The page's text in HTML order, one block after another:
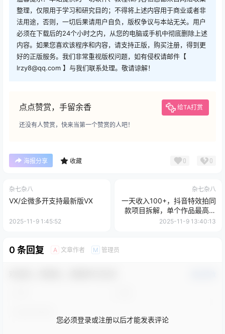
整理，仅限用于学习和研究目的；不得将上述内容用于商业或者非
法用途，否则，一切后果请用户自负，版权争议与本站无关。用户
必须在下载后的24个小时之内，从您的电脑或手机中彻底删除上述
内容。如果您喜欢该程序和内容，请支持正版，购买注册，得到更
好的正版服务。我们非常重视版权问题，如有侵权请邮件【
lrzy8@qq.com 】与我们联系处理。敬请谅解！
点点赞赏，手留余香 给TA打赏
还没有人赞赏，快来当第一个赞赏的人吧！
海报分享 收藏 0 0
杂七杂八
VX/企微多开支持最新版VX
2025-11-9 1:45:52
杂七杂八
一天收入100+，抖音特效拍同
款项目拆解，单个作品最高收
入1W+，一部手机即可搞定
2025-11-9 13:40:13
0 条回复 A 文章作者 M 管理员
您必须登录或注册以后才能发表评论